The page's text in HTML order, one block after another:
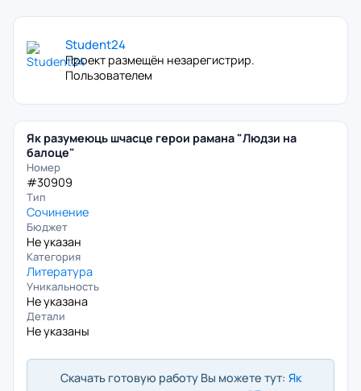
Student24
Проект размещён незарегистрир.
Пользователем
Як разумеюць шчасце герои рамана "Людзи на
балоце"
Номер
#30909
Тип
Сочинение
Бюджет
Не указан
Категория
Литература
Уникальность
Не указана
Детали
Не указаны
Скачать готовую работу Вы можете тут: Як